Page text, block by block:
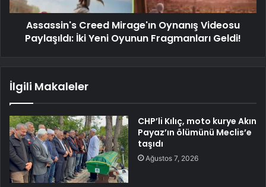
Assassin's Creed Mirage'ın Oynanış Videosu
Paylaşıldı: İki Yeni Oyunun Fragmanları Geldi!
İlgili Makaleler
CHP’li Kılıç, moto kurye Akın
Payaz’ın ölümünü Meclis’e
taşıdı
Ağustos 7, 2026